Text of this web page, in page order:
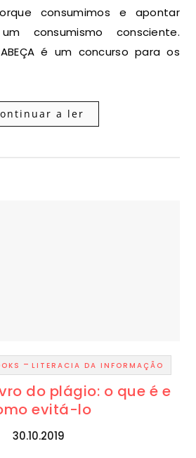
consumimos e apontar
consumismo consciente.
é um concurso para os
a ler
- LITERACIA DA INFORMAÇÃO
do plágio: o que é e
evitá-lo
30.10.2019